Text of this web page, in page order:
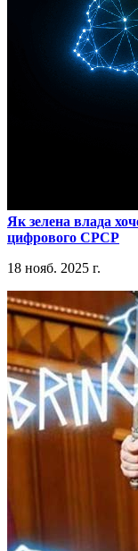
​Як зелена влада
цифрового СРСР
18 нояб. 2025 г.